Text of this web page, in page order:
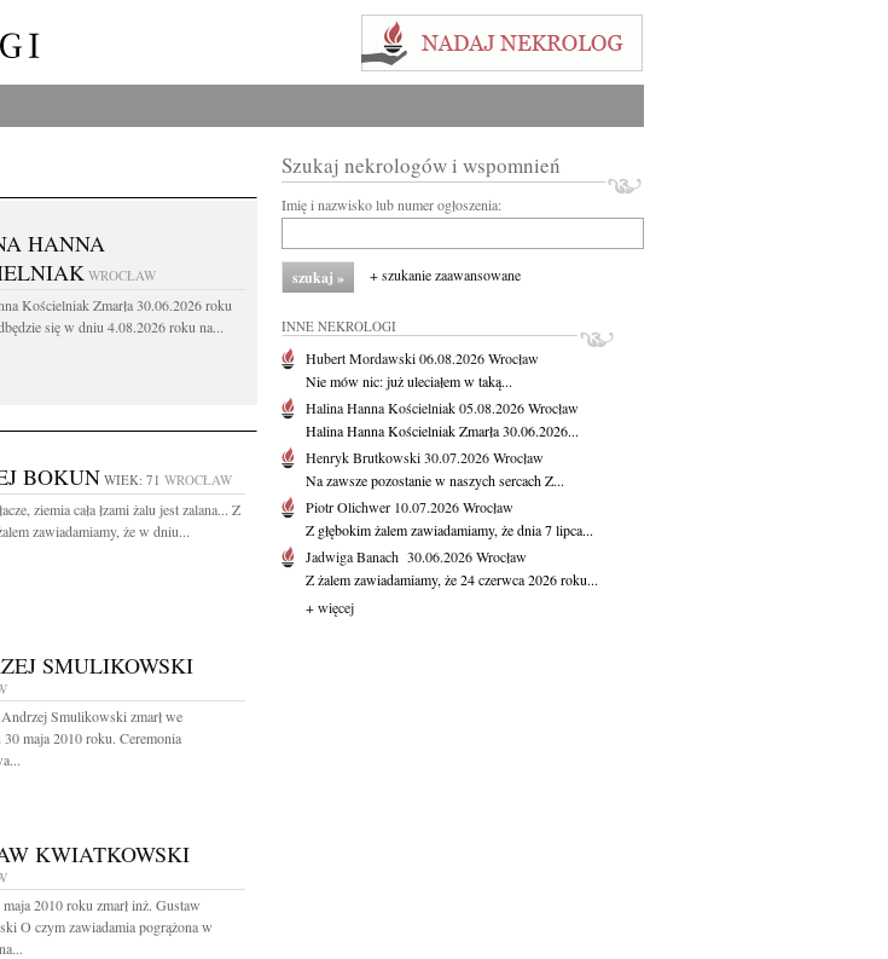
HANNA
WROCŁAW
Kościelniak Zmarła 30.06.2026 roku
się w dniu 4.08.2026 roku na...
BOKUNWIEK: 71 WROCŁAW
ziemia cała łzami żalu jest zalana... Z
zawiadamiamy, że w dniu...
SMULIKOWSKI
Smulikowski zmarł we
30 maja 2010 roku. Ceremonia
KWIATKOWSKI
2010 roku zmarł inż. Gustaw
O czym zawiadamia pogrążona w
Szukaj nekrologów i wspomnień
Imię i nazwisko lub numer ogłoszenia:
+ szukanie zaawansowane
INNE NEKROLOGI
Hubert Mordawski06.08.2026Wrocław
Nie mów nic: już uleciałem w taką...
Halina Hanna Kościelniak05.08.2026Wrocław
Halina Hanna Kościelniak Zmarła 30.06.2026...
Henryk Brutkowski30.07.2026Wrocław
Na zawsze pozostanie w naszych sercach Z...
Piotr Olichwer 10.07.2026Wrocław
Z głębokim żalem zawiadamiamy, że dnia 7 lipca...
Jadwiga Banach 30.06.2026Wrocław
Z żalem zawiadamiamy, że 24 czerwca 2026 roku...
+ więcej